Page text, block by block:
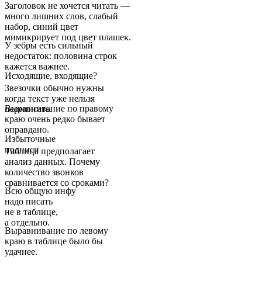
Заголовок не хочется читать —
много лишних слов, слабый
набор, синий цвет
мимикрирует под цвет плашек.
У зебры есть сильный
недостаток: половина строк
кажется важнее.
Исходящие, входящие?
Звезочки обычно нужны
когда текст уже нельзя
переписать.
Выравнивание по правому
краю очень редко бывает
оправдано.
Избыточные
подписи
Таблица предполагает
анализ данных. Почему
количество звонков
сравнивается со сроками?
Всю общую инфу
надо писать
не в таблице,
а отдельно.
Выравнивание по левому
краю в таблице было бы
удачнее.